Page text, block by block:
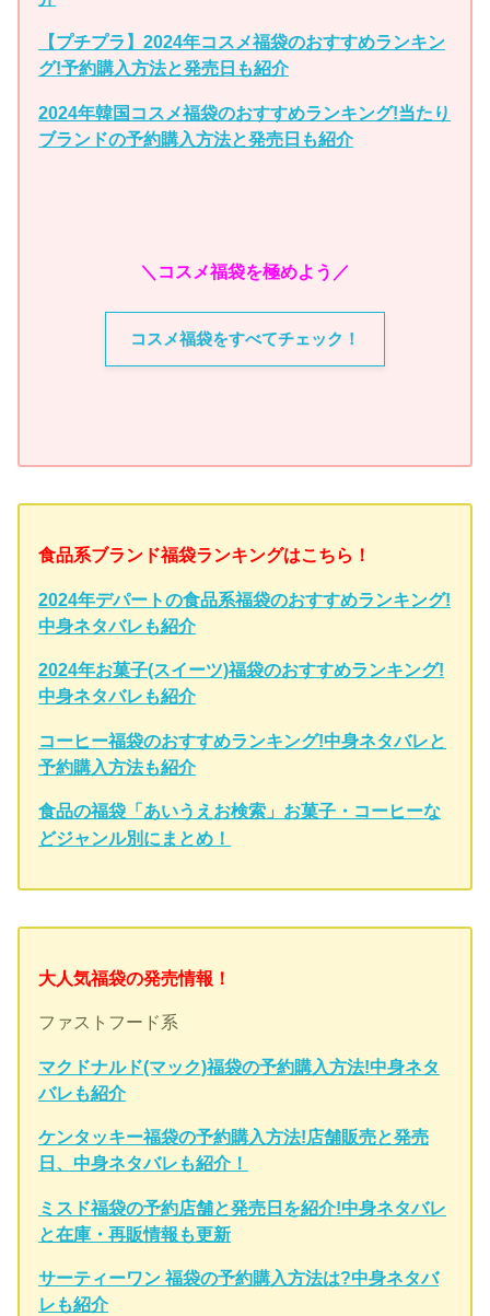
【プチプラ】2024年コスメ福袋のおすすめランキン
グ!予約購入方法と発売日も紹介
2024年韓国コスメ福袋のおすすめランキング!当たり
ブランドの予約購入方法と発売日も紹介
＼コスメ福袋を極めよう／
コスメ福袋をすべてチェック！
食品系ブランド福袋ランキングはこちら！
2024年デパートの食品系福袋のおすすめランキング!
中身ネタバレも紹介
2024年お菓子(スイーツ)福袋のおすすめランキング!
中身ネタバレも紹介
コーヒー福袋のおすすめランキング!中身ネタバレと
予約購入方法も紹介
食品の福袋「あいうえお検索」お菓子・コーヒーな
どジャンル別にまとめ！
大人気福袋の発売情報！
ファストフード系
マクドナルド(マック)福袋の予約購入方法!中身ネタ
バレも紹介
ケンタッキー福袋の予約購入方法!店舗販売と発売
日、中身ネタバレも紹介！
ミスド福袋の予約店舗と発売日を紹介!中身ネタバレ
と在庫・再販情報も更新
サーティーワン 福袋の予約購入方法は?中身ネタバ
レも紹介